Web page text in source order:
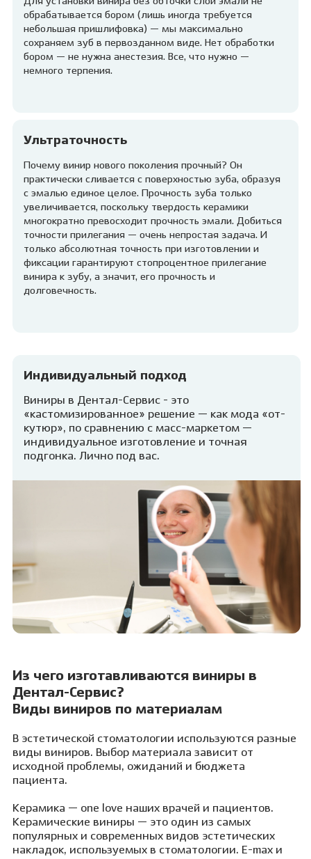
обрабатывается бором (лишь иногда требуется
небольшая пришлифовка) — мы максимально
сохраняем зуб в первозданном виде. Нет обработки
бором — не нужна анестезия. Все, что нужно —
немного терпения.
Ультраточность
Почему винир нового поколения прочный? Он
практически сливается с поверхностью зуба, образуя
с эмалью единое целое. Прочность зуба только
увеличивается, поскольку твердость керамики
многократно превосходит прочность эмали. Добиться
точности прилегания — очень непростая задача. И
только абсолютная точность при изготовлении и
фиксации гарантируют стопроцентное прилегание
винира к зубу, а значит, его прочность и
долговечность.
Индивидуальный подход
Виниры в Дентал-Сервис - это
«кастомизированное» решение — как мода «от-
кутюр», по сравнению с масс-маркетом —
индивидуальное изготовление и точная
подгонка. Лично под вас.
Из чего изготавливаются виниры в
Дентал-Сервис?
Виды виниров по материалам
В эстетической стоматологии используются разные
виды виниров. Выбор материала зависит от
исходной проблемы, ожиданий и бюджета
пациента.
Керамика — one love наших врачей и пациентов.
Керамические виниры — это один из самых
популярных и современных видов эстетических
накладок, используемых в стоматологии. E-max и